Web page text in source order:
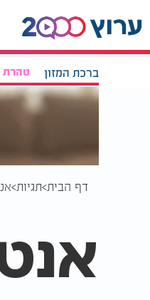
ברכת המזון
דף הבית תגיות